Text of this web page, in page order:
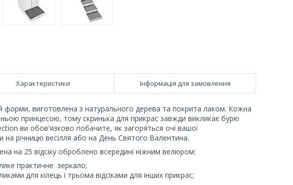
Характеристики Інформація для замовлення
форми, виготовлена з натурального дерева та покрита лаком. Кожна
принцесою, тому скринька для прикрас завжди викликає бурю
ви обов'язково побачите, як загоряться очі вашої
на річницю весілля або на День Святого Валентина.
на 25 відсіку оброблено всередині ніжним велюром:
практичне зеркало;
для кілець і трьома відсіками для інших прикрас;